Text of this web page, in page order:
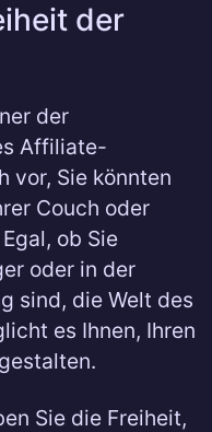
der
der
Affiliate-
vor, Sie könnten
Couch oder
ob Sie
oder in der
sind, die Welt des
es Ihnen, Ihren
Sie die Freiheit,